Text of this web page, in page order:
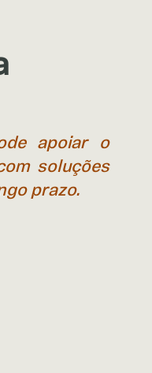
apoiar o
soluções
prazo.